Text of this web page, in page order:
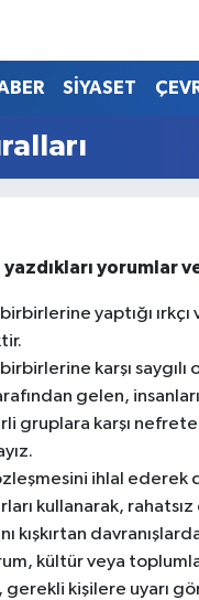
SİYASET
yorumlar
yaptığı
karşı saygılı
gelen,
gruplara karşı nefrete
ihlal ederek
kullanarak,
kışkırtan
kültür veya
gerekli kişilere uyarı